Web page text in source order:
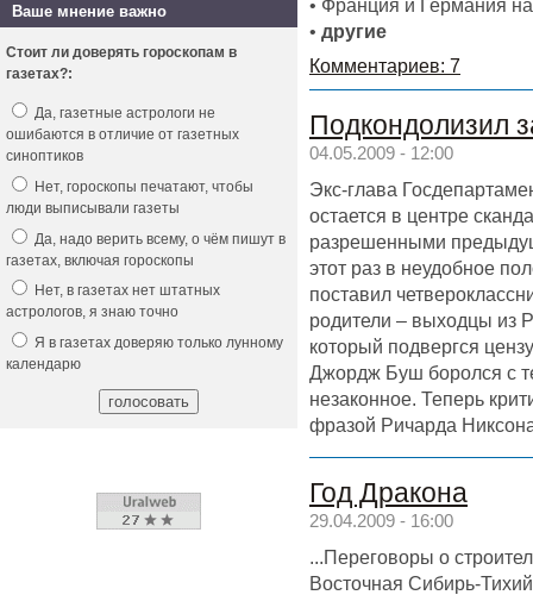
• Франция и Германия
• другие
Комментариев: 7
Подкондолизил
04.05.2009 - 12:00
Экс-глава
остается в центре
разрешенными
этот раз в неудобное
поставил
родители – выходцы из
который подвергся
Джордж Буш боролся с
незаконное. Теперь
фразой Ричарда
Год Дракона
29.04.2009 - 16:00
...Переговоры о
Восточная Сибирь-
Ваше мнение важно
Стоит ли доверять гороскопам в
газетах?:
Да, газетные астрологи не
ошибаются в отличие от газетных
синоптиков
Нет, гороскопы печатают, чтобы
люди выписывали газеты
Да, надо верить всему, о чём пишут в
газетах, включая гороскопы
Нет, в газетах нет штатных
астрологов, я знаю точно
Я в газетах доверяю только лунному
календарю